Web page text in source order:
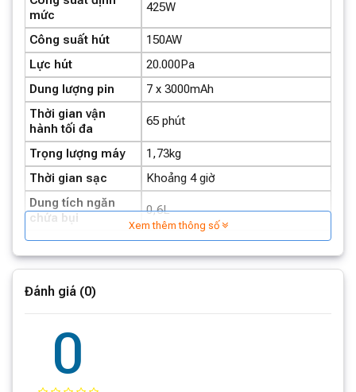
Ưu điểm của Máy hút bụi cầm tay
Dreame V12S
Đèn soi bụi ánh sáng xanh
Cuộn lăn tràn viền hút sạch sát cạnh
Lực hút siêu mạnh 150 AW, động cơ không chổi than
Pin 7 x 3.000 mAh, cho thời gian sử dụng liên tục lên
Màn hình LED HD thông minh
mức
425W
Công suất hút
150AW
Lực hút
20.000Pa
Dung lượng pin
7 x 3000mAh
Thời gian vận
hành tối đa
65 phút
Trọng lượng máy
1,73kg
Thời gian sạc
Khoảng 4 giờ
Dung tích ngăn
chứa bụi
0,6L
Xem thêm thông số
Đánh giá (0)
0